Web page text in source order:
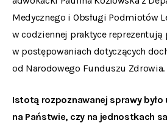
Medycznego i Obsługi Podmiotów
w codziennej praktyce
w postępowaniach dotyczących
od Narodowego Funduszu Zdrowia.
Istotą rozpoznawanej sprawy było
na Państwie, czy na jednostkach